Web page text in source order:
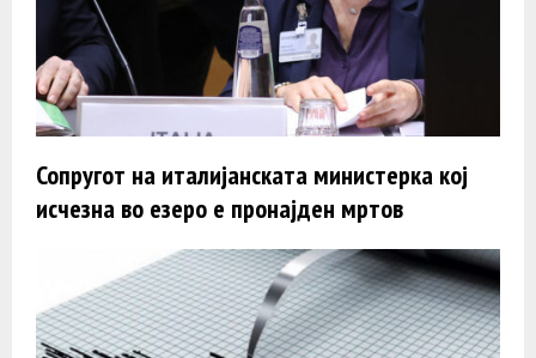
Сопругот на италијанската министерка кој
исчезна во езеро е пронајден мртов